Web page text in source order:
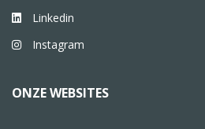
Linkedin
Instagram
ONZE WEBSITES